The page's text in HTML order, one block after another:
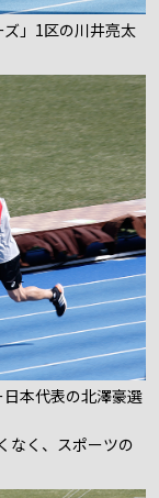
」1区の川井亮太
日本代表の北澤豪選
なく、スポーツの